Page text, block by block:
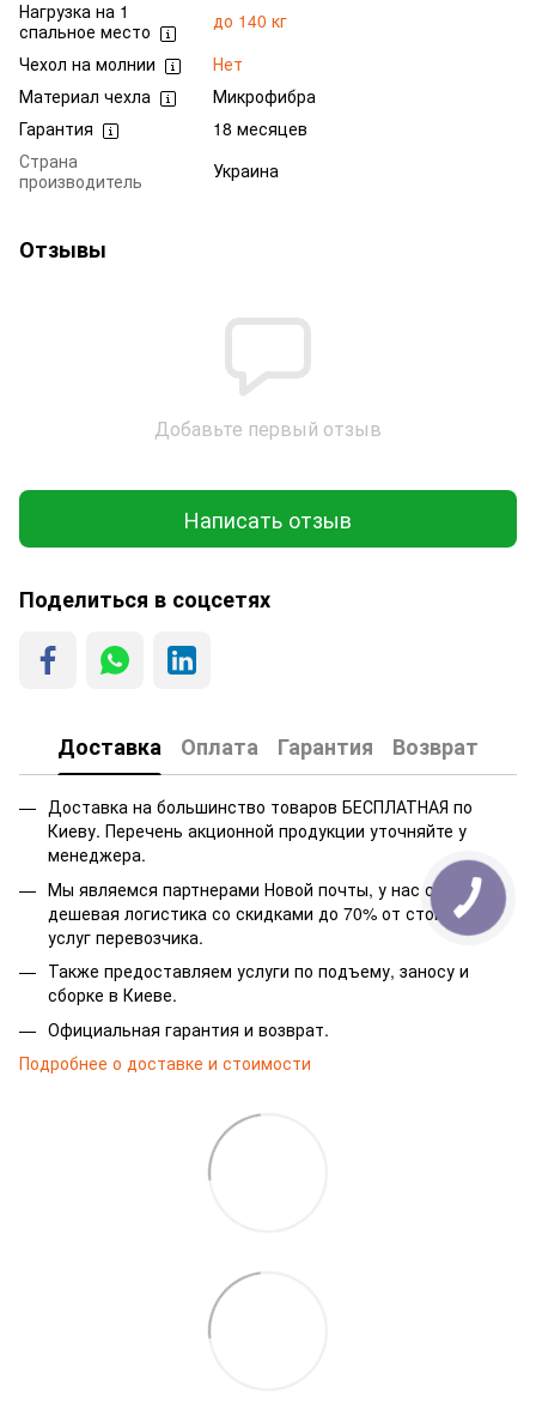
Нагрузка на 1
спальное место
до 140 кг
Чехол на молнии
Нет
Материал чехла
Микрофибра
Гарантия
18 месяцев
Страна
производитель
Украина
Отзывы
Добавьте первый отзыв
Написать отзыв
Поделиться в соцсетях
Доставка Оплата Гарантия Возврат
Доставка на большинство товаров БЕСПЛАТНАЯ по
Киеву. Перечень акционной продукции уточняйте у
менеджера.
Мы являемся партнерами Новой почты, у нас самая
дешевая логистика со скидками до 70% от стоимости
услуг перевозчика.
Также предоставляем услуги по подъему, заносу и
сборке в Киеве.
Официальная гарантия и возврат.
Подробнее о доставке и стоимости